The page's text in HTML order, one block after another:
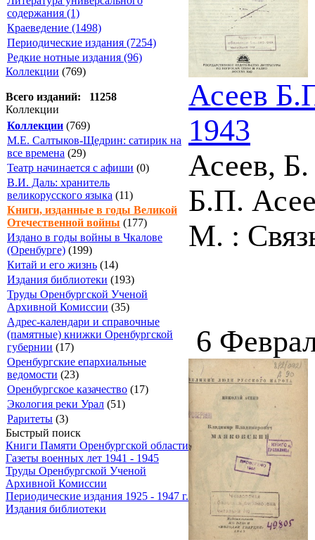
содержания (1)
Краеведение (1498)
Периодические издания (7254)
Редкие нотные издания (96)
Коллекции (769)
Всего изданий: 11258
Коллекции
Коллекции (769)
М.Е. Салтыков-Щедрин: сатирик на
все времена (29)
Театр начинается с афиши (0)
В.И. Даль: хранитель
великорусского языка (11)
Книги, изданные в годы Великой
Отечественной войны (177)
Издано в годы войны в Чкалове
(Оренбурге) (199)
Китай и его жизнь (14)
Издания библиотеки (193)
Труды Оренбургской Ученой
Архивной Комиссии (35)
Адрес-календари и справочные
(памятные) книжки Оренбургской
губернии (17)
Оренбургские епархиальные
ведомости (23)
Оренбургское казачество (17)
Экология реки Урал (51)
Раритеты (3)
Быстрый поиск
Книги Памяти Оренбургской области
Газеты военных лет 1941 - 1945
Труды Оренбургской Ученой
Архивной Комиссии
Периодические издания 1925 - 1947 г.
Издания библиотеки
Асеев
1943
Асеев,
Б.П.
М. :
6